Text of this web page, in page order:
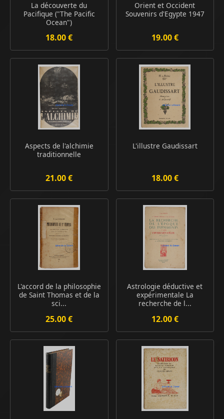
La découverte du
Pacifique ("The Pacific
Ocean")
18.00 €
Orient et Occident
Souvenirs d'Egypte 1947
19.00 €
Aspects de l'alchimie
traditionnelle
21.00 €
L'illustre Gaudissart
18.00 €
L'accord de la philosophie
de Saint Thomas et de la
sci...
25.00 €
Astrologie déductive et
expérimentale La
recherche de l...
12.00 €